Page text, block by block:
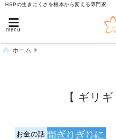
HSPの生きにくさを根本から変える専門家
menu
ホーム
【 ギリ
お金の話